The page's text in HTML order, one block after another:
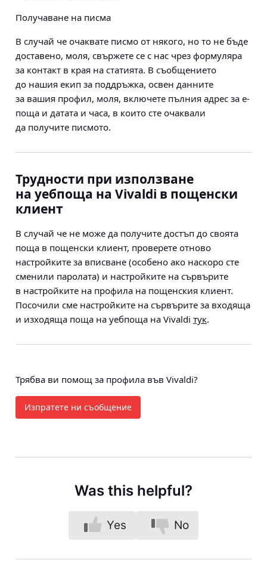
Получаване на писма
В случай че очаквате писмо от някого, но то не бъде
доставено, моля, свържете се с нас чрез формуляра
за контакт в края на статията. В съобщението
до нашия екип за поддръжка, освен данните
за вашия профил, моля, включете пълния адрес за е-
поща и датата и часа, в които сте очаквали
да получите писмото.
Трудности при използване
на уебпоща на Vivaldi в пощенски
клиент
В случай че не може да получите достъп до своята
поща в пощенски клиент, проверете отново
настройките за вписване (особено ако наскоро сте
сменили паролата) и настройките на сървърите
в настройките на профила на пощенския клиент.
Посочили сме настройките на сървърите за входяща
и изходяща поща на уебпоща на Vivaldi тук.
Трябва ви помощ за профила във Vivaldi?
Изпратете ни съобщение
Was this helpful?
Yes No